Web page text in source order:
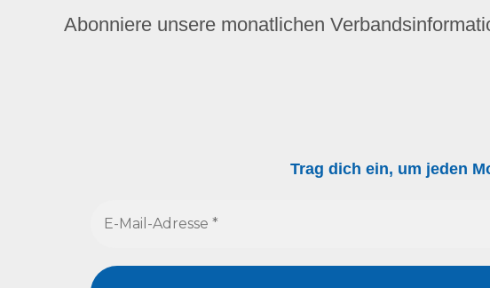
Abonniere unsere monatlichen
Trag dich ein, um jeden